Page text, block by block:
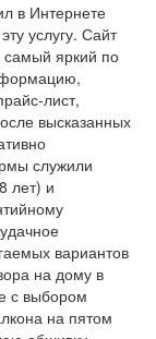
в Интернете
услугу. Сайт
яркий по
лист,
высказанных
служили
лет) и
вариантов
на дому в
с выбором
на пятом